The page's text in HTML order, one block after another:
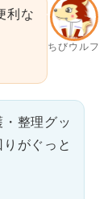
ちびウルフ
利な
整理グッ
がぐっと